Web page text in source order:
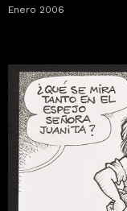
Enero 2006